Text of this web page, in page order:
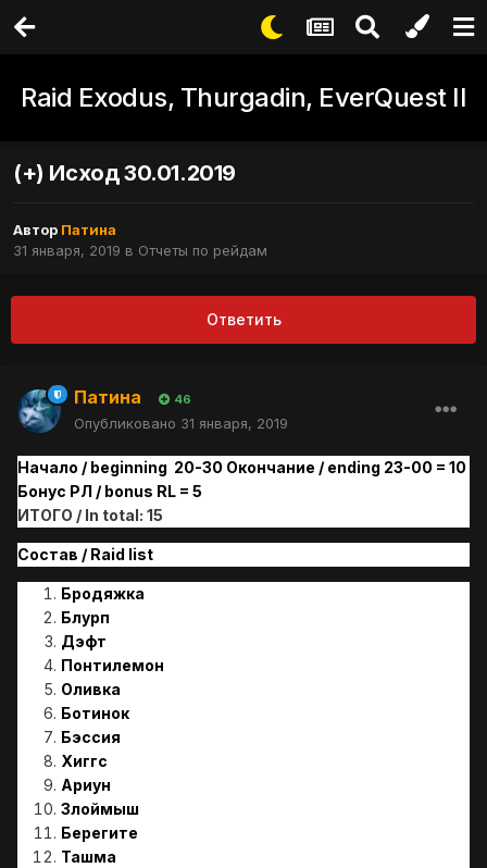
Raid Exodus, Thurgadin, EverQuest II
(+) Исход 30.01.2019
Автор Патина
31 января, 2019 в Отчеты по рейдам
Ответить
Патина 46
Опубликовано 31 января, 2019
Начало / beginning 20-30 Окончание / ending 23-00 = 10
Бонус РЛ / bonus RL = 5
ИТОГО / In total: 15
Состав / Raid list
Бродяжкa
Блурп
Дэфт
Понтилемон
Оливка
Ботинок
Бэссия
Хиггс
Ариун
Злоймыш
Берегите
Ташма